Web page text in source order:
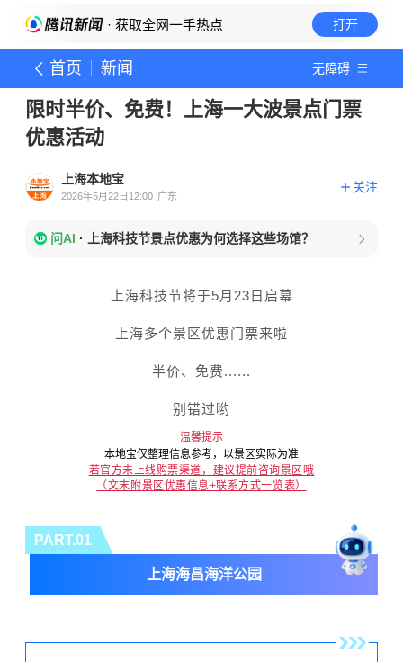
· 获取全网一手热点 打开
首页 新闻 无障碍
限时半价、免费！上海一大波景点门票
优惠活动
上海本地宝
2026年5月22日12:00 广东
关注
问AI · 上海科技节景点优惠为何选择这些场馆？
上海科技节将于5月23日启幕
上海多个景区优惠门票来啦
半价、免费......
别错过哟
温馨提示
本地宝仅整理信息参考，以景区实际为准
若官方未上线购票渠道，建议提前咨询景区哦
（文末附景区优惠信息+联系方式一览表）
PART.01
上海海昌海洋公园